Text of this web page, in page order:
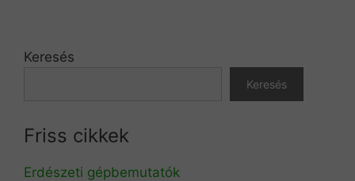
Keresés
Keresés
Friss cikkek
Erdészeti gépbemutatók